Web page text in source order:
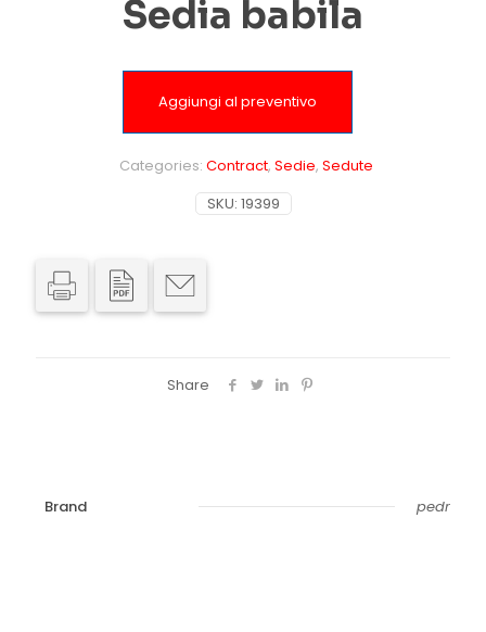
Sedia babila
Aggiungi al preventivo
SKU: 19399
Categories: Contract, Sedie, Sedute
Share
Brand pedr